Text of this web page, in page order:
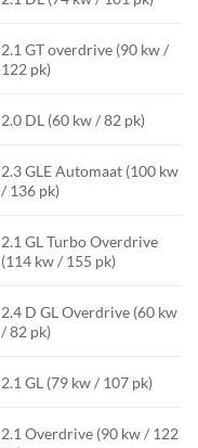
2.1 GT overdrive (90 kw /
122 pk)
2.0 DL (60 kw / 82 pk)
2.3 GLE Automaat (100 kw
/ 136 pk)
2.1 GL Turbo Overdrive
(114 kw / 155 pk)
2.4 D GL Overdrive (60 kw
/ 82 pk)
2.1 GL (79 kw / 107 pk)
2.1 Overdrive (90 kw / 122